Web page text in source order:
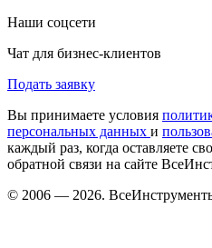
Наши соцсети
Чат для бизнес-клиентов
Подать заявку
Вы принимаете условия
персональных данных и
каждый раз, когда оставляете
обратной связи на сайте
© 2006 — 2026.